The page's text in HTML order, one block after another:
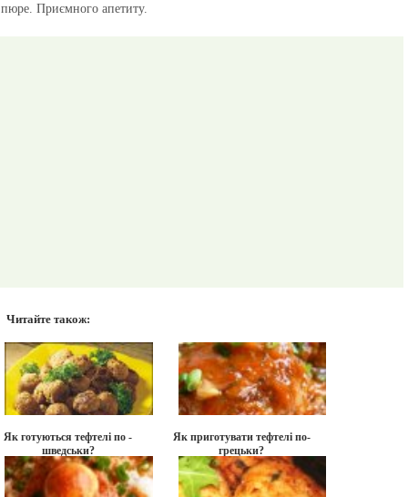
пюре. Приємного апетиту.
Читайте також:
Як готуються тефтелі по -
шведськи?
Як приготувати тефтелі по-
грецьки?